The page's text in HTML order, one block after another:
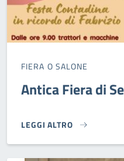
FIERA O SALONE
Antica Fiera di
LEGGI ALTRO
ANTICA FIERA DI